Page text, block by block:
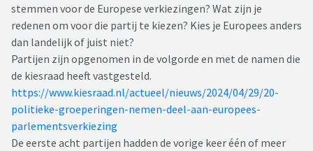
stemmen voor de Europese verkiezingen? Wat zijn je
redenen om voor die partij te kiezen? Kies je Europees anders
dan landelijk of juist niet?
Partijen zijn opgenomen in de volgorde en met de namen die
de kiesraad heeft vastgesteld.
https://www.kiesraad.nl/actueel/nieuws/2024/04/29/20-
politieke-groeperingen-nemen-deel-aan-europees-
parlementsverkiezing
De eerste acht partijen hadden de vorige keer één of meer